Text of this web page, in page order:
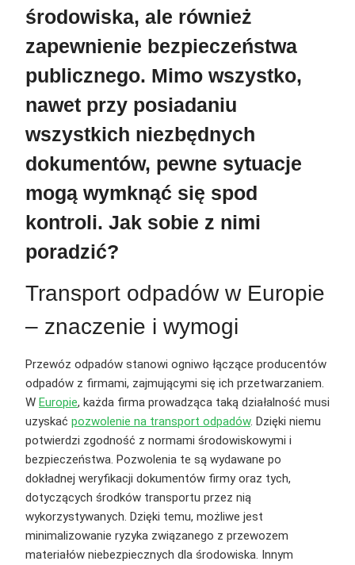
środowiska, ale również
zapewnienie bezpieczeństwa
publicznego. Mimo wszystko,
nawet przy posiadaniu
wszystkich niezbędnych
dokumentów, pewne sytuacje
mogą wymknąć się spod
kontroli. Jak sobie z nimi
poradzić?
Transport odpadów w Europie
– znaczenie i wymogi
Przewóz odpadów stanowi ogniwo łączące producentów
odpadów z firmami, zajmującymi się ich przetwarzaniem.
W Europie, każda firma prowadząca taką działalność musi
uzyskać pozwolenie na transport odpadów. Dzięki niemu
potwierdzi zgodność z normami środowiskowymi i
bezpieczeństwa. Pozwolenia te są wydawane po
dokładnej weryfikacji dokumentów firmy oraz tych,
dotyczących środków transportu przez nią
wykorzystywanych. Dzięki temu, możliwe jest
minimalizowanie ryzyka związanego z przewozem
materiałów niebezpiecznych dla środowiska. Innym